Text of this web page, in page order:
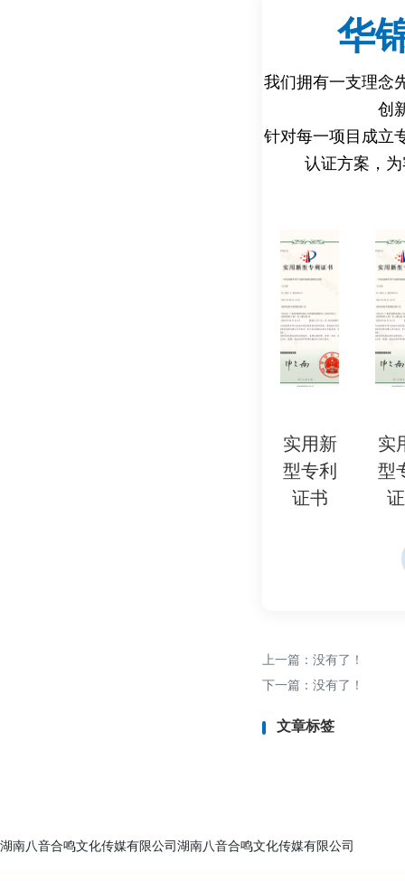
类别‌ ‌标准示例‌
整机测试‌ GB/T
13628-5（水下设备
材料与密封性‌ ASTM
2423.23（密封性能
压力分级‌ MIL-STD-
五、检测流程与注意
试验准备‌：
试验介质选择（淡
样品温差≤5℃‌。
压力容器、传感器及
试验场地设置隔离带
操作人员需经过专业
结果判定‌：
≤0.1%）、传感器误
失效案例：密封圈破
通过上述检测，可系
适应性，为深海勘探
华
我们拥有一支理念
创
针对每一项目成立
认证方案，
实用新
型专利
证书
实
型
上一篇：没有了！
下一篇：没有了！
文章标签
湖南八音合鸣文化传媒有限公司湖南八音合鸣文化传媒有限公司